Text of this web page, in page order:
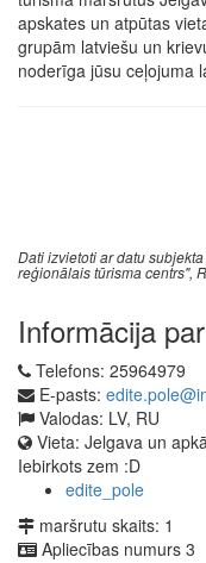
apskates un atpūtas
grupām latviešu un
noderīga jūsu ceļojuma
Dati izvietoti ar datu
reģionālais tūrisma centrs",
Informācija
Telefons: 25964979
E-pasts:
Valodas: LV, RU
Vieta: Jelgava un
Iebirkots zem :D
edite_pole
maršrutu skaits: 1
Apliecības numurs 3